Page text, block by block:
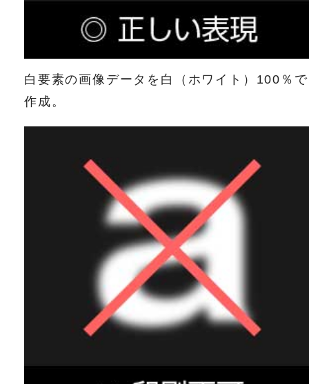
白要素の画像データを白（ホワイト）100％で
作成。